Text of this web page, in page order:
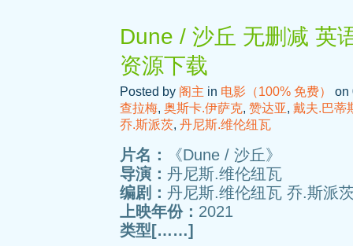
Dune / 沙丘 无删减 英
资源下载
Posted by 阁主 in 电影（100% 免费）
on
查拉梅, 奥斯卡.伊萨克, 赞达亚, 戴夫.巴蒂
乔.斯派茨, 丹尼斯.维伦纽瓦
片名：
《Dune / 沙丘》
导演： 丹尼斯.维伦纽瓦
编剧： 丹尼斯.维伦纽瓦 乔.斯派
上映年份： 2021
类型[……]